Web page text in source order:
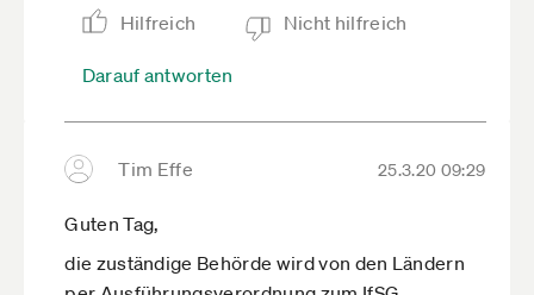
Hilfreich Nicht hilfreich
Darauf antworten
Tim Effe 25.3.20 09:29
Guten Tag,
die zuständige Behörde wird von den Ländern